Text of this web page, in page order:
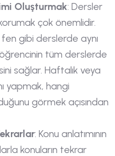
Oluşturmak: Dersler
çok önemlidir.
gibi derslerde aynı
tüm derslerde
sağlar. Haftalık veya
yapmak, hangi
görmek açısından
: Konu anlatımının
konuların tekrar